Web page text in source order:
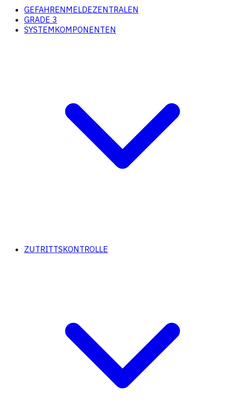
GEFAHRENMELDEZENTRALEN
GRADE 3
SYSTEMKOMPONENTEN
ZUTRITTSKONTROLLE